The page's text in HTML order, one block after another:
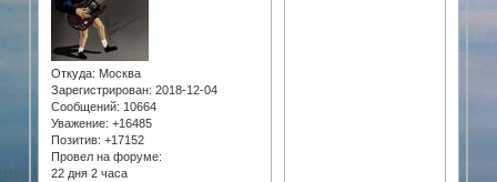
Откуда: Москва
Зарегистрирован: 2018-12-04
Сообщений: 10664
Уважение: +16485
Позитив: +17152
Провел на форуме:
22 дня 2 часа